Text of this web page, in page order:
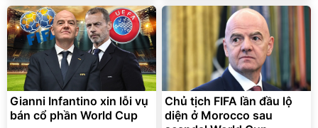
Gianni Infantino xin lỗi vụ
bán cổ phần World Cup
Chủ tịch FIFA lần đầu lộ
diện ở Morocco sau